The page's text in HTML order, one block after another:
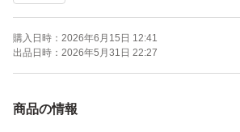
購入日時： 2026年6月15日 12:41
出品日時： 2026年5月31日 22:27
商品の情報